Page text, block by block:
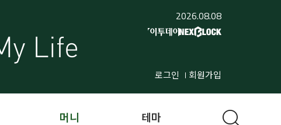
2026.08.08
로그인 회원가입
머니 테마